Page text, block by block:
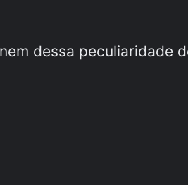
dessa peculiaridade